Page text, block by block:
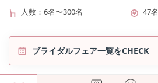
人数
6名〜300名 47名
ブライダルフェア一覧をCHECK